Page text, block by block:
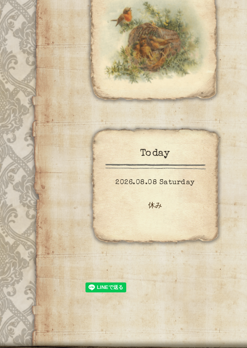
Today
2026.08.08 Saturday
休み